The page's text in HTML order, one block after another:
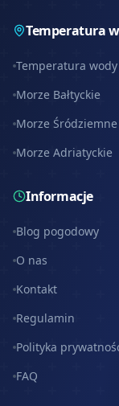
Temperatura
Temperatura wody
Morze Bałtyckie
Morze Śródziemne
Morze Adriatyckie
Informacje
Blog pogodowy
O nas
Kontakt
Regulamin
Polityka
FAQ